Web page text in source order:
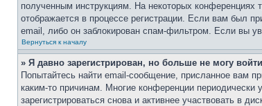
полученным инструкциям. На некоторых
отображается в процессе регистрации. Если вам был
email, либо он заблокирован спам-фильтром. Если вы
Вернуться к началу
» Я давно зарегистрирован, но больше не могу
Попытайтесь найти email-сообщение, присланное вам
каким-то причинам. Многие конференции
зарегистрироваться снова и активнее участвовать в